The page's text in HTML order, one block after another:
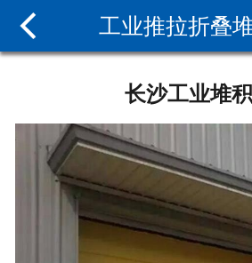
 工业推拉折叠
长沙工业堆